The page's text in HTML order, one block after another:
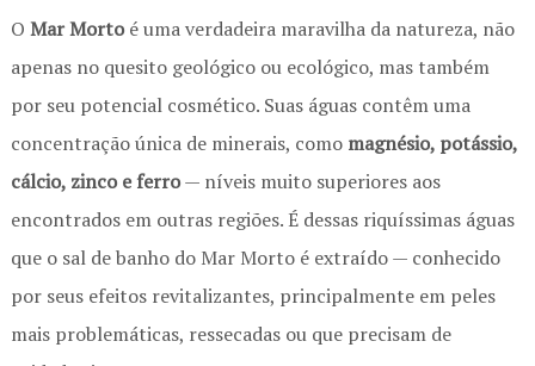
O Mar Mortoé uma verdadeira maravilha da natureza, não
apenas no quesito geológico ou ecológico, mas também
por seu potencial cosmético. Suas águas contêm uma
concentração única de minerais, como magnésio, potássio,
cálcio, zinco e ferro— níveis muito superiores aos
encontrados em outras regiões. É dessas riquíssimas águas
que o sal de banho do Mar Morto é extraído — conhecido
por seus efeitos revitalizantes, principalmente em peles
mais problemáticas, ressecadas ou que precisam de